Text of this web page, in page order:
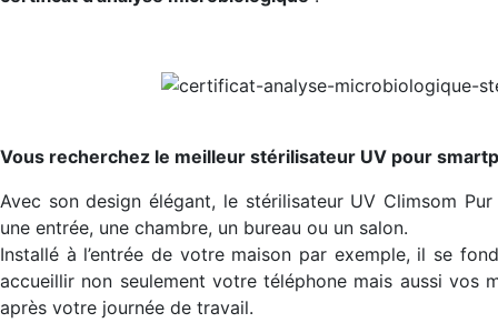
Vous recherchez le meilleur stérilisateur UV pour
Avec son design élégant, le stérilisateur UV Climsom
une entrée, une chambre, un bureau ou un salon.
Installé à l’entrée de votre maison par exemple, il se
accueillir non seulement votre téléphone mais aussi vos
après votre journée de travail.